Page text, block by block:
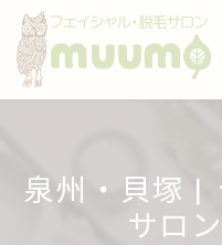
泉州・貝塚 |
サロ